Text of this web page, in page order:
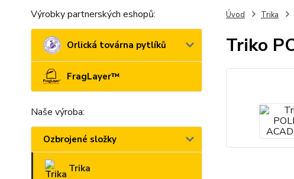
Výrobky partnerských eshopů:
Orlická továrna pytlíků
FragLayer™
Naše výroba:
Ozbrojené složky
Trika
Úvod Trika
Triko